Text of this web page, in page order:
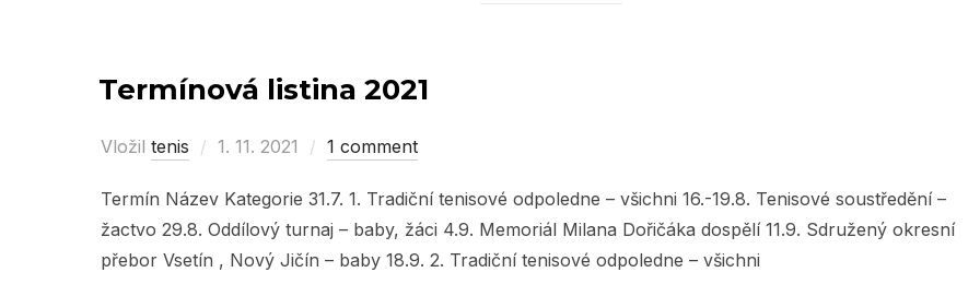
Termínová listina 2021
Vložil tenis
Posted
1. 11. 2021 1 comment
Termín Název Kategorie 31.7. 1. Tradiční tenisové odpoledne – všichni 16.-19.8. Tenisové soustředění –
žactvo 29.8. Oddílový turnaj – baby, žáci 4.9. Memoriál Milana Dořičáka dospělí 11.9. Sdružený okresní
přebor Vsetín , Nový Jičín – baby 18.9. 2. Tradiční tenisové odpoledne – všichni